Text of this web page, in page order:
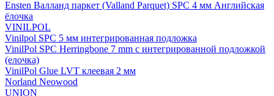
Ensten Валланд паркет (Valland Parquet) SPC 4 мм Английская
ёлочка
VINILPOL
Vinilpol SPC 5 мм интегрированная подложка
VinilPol SPC Herringbone 7 mm с интегрированной подложкой
(елочка)
VinilPol Glue LVT клеевая 2 мм
Norland Neowood
UNION